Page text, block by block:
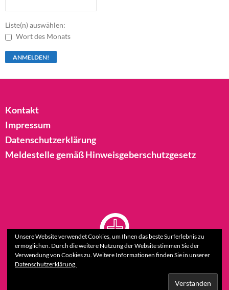
Liste(n) auswählen:
Wort des Monats
Kontakt
Impressum
Datenschutzerklärung
Meldestelle gemäß Hinweisgeberschutzgesetz
Unsere Website verwendet Cookies, um Ihnen das beste Surferlebnis zu
ermöglichen. Durch die weitere Nutzung der Website stimmen Sie der
Verwendung von Cookies zu. Weitere Informationen finden Sie in unserer
Datenschutzerklärung.